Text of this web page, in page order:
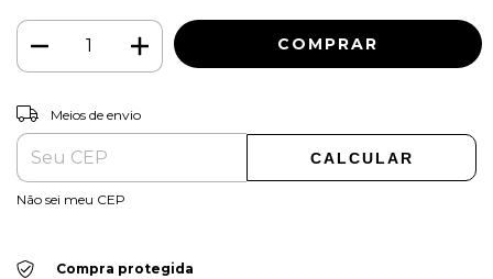
Entregas para o CEP:
Meios de envio
CALCULAR
Não sei meu CEP
Compra protegida